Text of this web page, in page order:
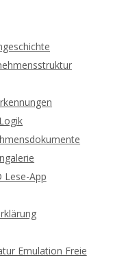
Lese-App
Emulation Freie